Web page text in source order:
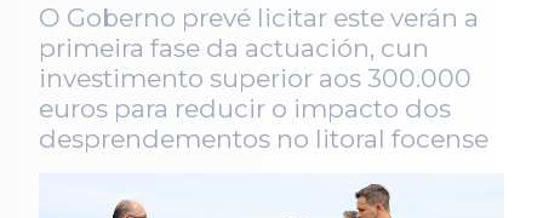
O Goberno prevé licitar este verán a
primeira fase da actuación, cun
investimento superior aos 300.000
euros para reducir o impacto dos
desprendementos no litoral focense